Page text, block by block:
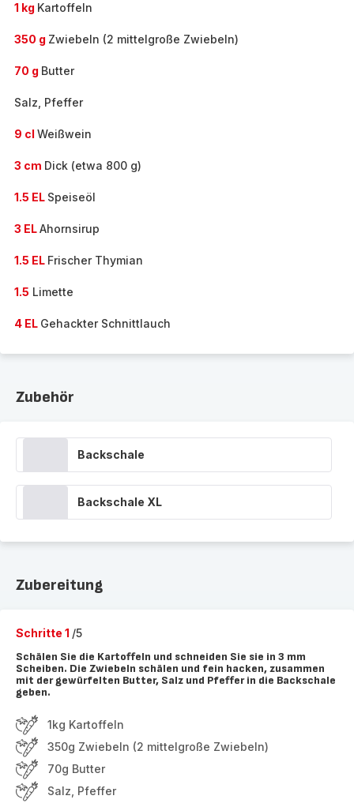
1 kg Kartoffeln
350 g Zwiebeln (2 mittelgroße Zwiebeln)
70 g Butter
Salz, Pfeffer
9 cl Weißwein
3 cm Dick (etwa 800 g)
1.5 EL Speiseöl
3 ELAhornsirup
1.5 EL Frischer Thymian
1.5 Limette
4 EL Gehackter Schnittlauch
Zubehör
Backschale
Backschale XL
Zubereitung
Schritte 1 /5
Schälen Sie die Kartoffeln und schneiden Sie sie in 3 mm
Scheiben. Die Zwiebeln schälen und fein hacken, zusammen
mit der gewürfelten Butter, Salz und Pfeffer in die Backschale
geben.
1kg Kartoffeln
350g Zwiebeln (2 mittelgroße Zwiebeln)
70g Butter
Salz, Pfeffer